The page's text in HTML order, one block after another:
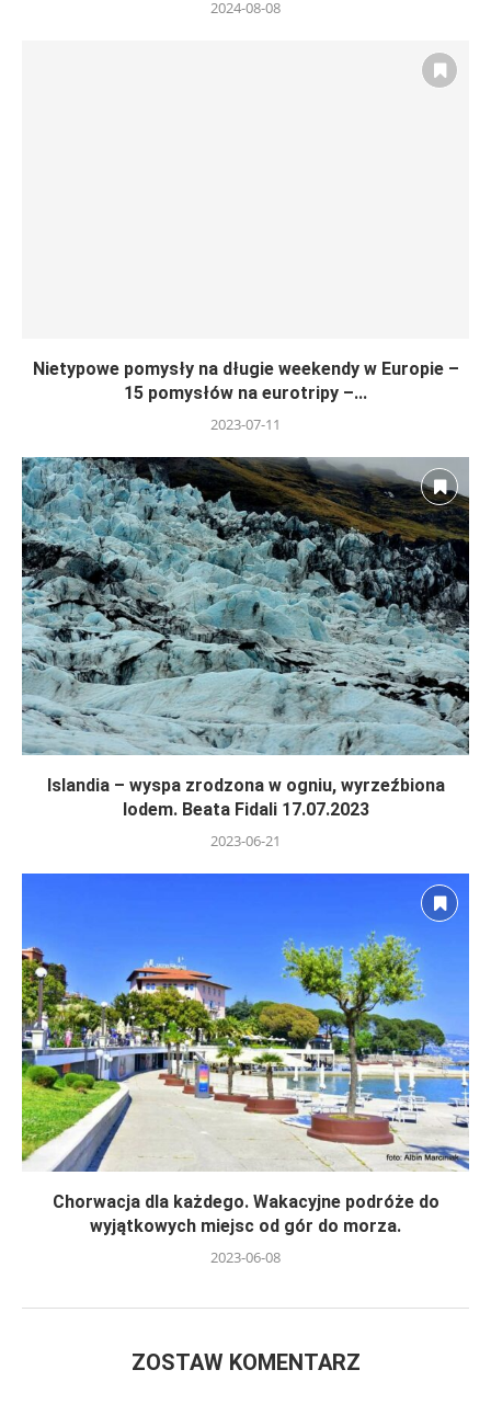
2024-08-08
Nietypowe pomysły na długie weekendy w Europie –
15 pomysłów na eurotripy –...
2023-07-11
Islandia – wyspa zrodzona w ogniu, wyrzeźbiona
lodem. Beata Fidali 17.07.2023
2023-06-21
Chorwacja dla każdego. Wakacyjne podróże do
wyjątkowych miejsc od gór do morza.
2023-06-08
ZOSTAW KOMENTARZ